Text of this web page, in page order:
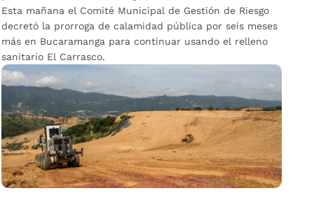
Esta mañana el Comité Municipal de Gestión de Riesgo
decretó la prorroga de calamidad pública por seis meses
más en Bucaramanga para continuar usando el relleno
sanitario El Carrasco.